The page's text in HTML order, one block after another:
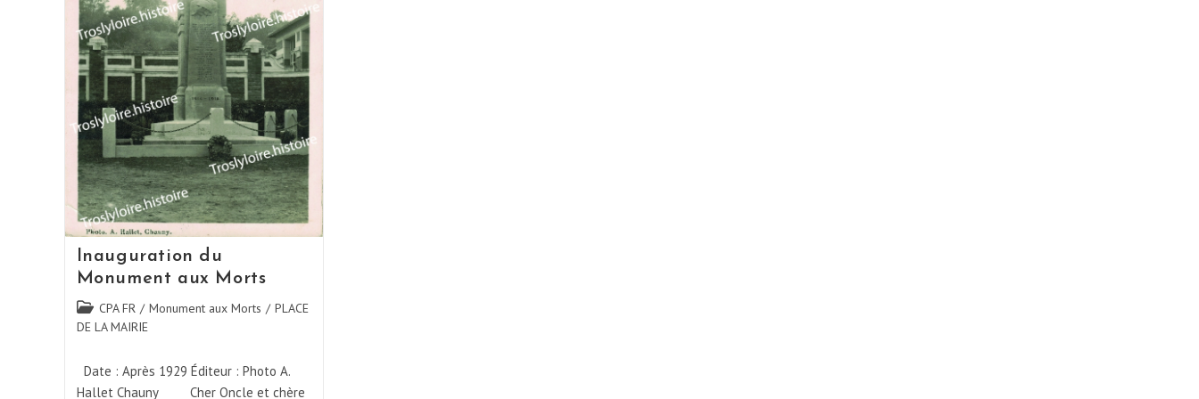
Inauguration du
Monument aux Morts
Post
category:
CPA FR / Monument aux Morts / PLACE
DE LA MAIRIE
Date : Après 1929 Éditeur : Photo A.
Hallet Chauny Cher Oncle et chère